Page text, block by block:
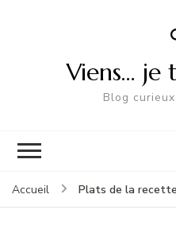
Viens… je
Blog
Accueil Plats de la recette